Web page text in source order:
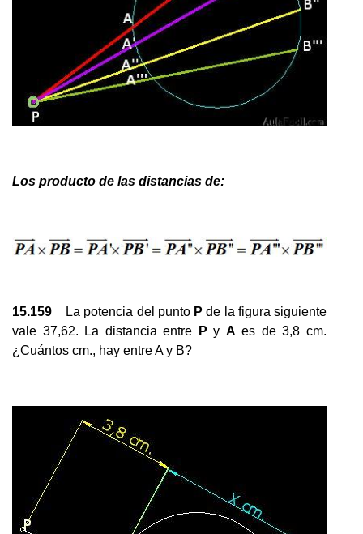
Los producto de las distancias de:
15.159 La potencia del punto Pde la figura siguiente
vale 37,62. La distancia entre
P y A es de 3,8 cm.
¿Cuántos cm., hay entre A y B?